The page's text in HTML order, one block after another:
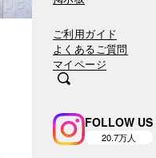
ご利用ガイド
よくあるご質問
マイページ
FOLLOW US